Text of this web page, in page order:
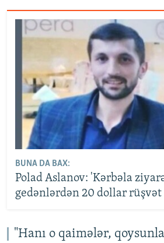
BUNA DA BAX:
Polad Aslanov: 'Kərbəla
gedənlərdən 20 dollar rüşvət
"Hanı o qaimələr,